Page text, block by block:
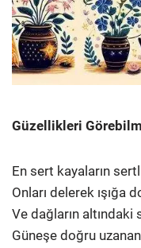
Güzellikleri
En sert kayaların
Onları delerek ışığa
Ve dağların altındaki
Güneşe doğru uzanan